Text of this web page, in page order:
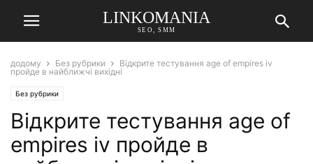
LINKOMANIA
SEO, SMM
додому Без рубрики
Відкрите тестування age of empires iv
пройде в найближчі вихідні
Без рубрики
Відкрите тестування age of
empires iv пройде в